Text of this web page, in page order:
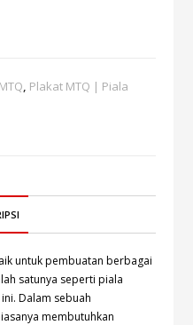
, Plakat MTQ | Piala
untuk pembuatan berbagai
satunya seperti piala
Dalam sebuah
membutuhkan